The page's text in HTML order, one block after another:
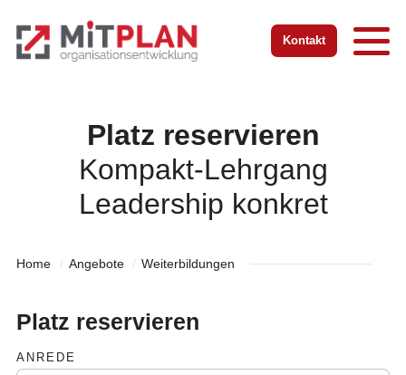
Kontakt
Home Angebote Weiterbildungen
Platz reservieren
Kompakt-Lehrgang
Leadership konkret
Platz reservieren
ANREDE